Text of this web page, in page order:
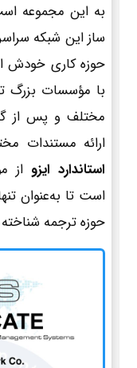
به این مجموعه
ساز این شبکه
حوزه کاری خودش
با مؤسسات بزرگ
مختلف و پس از
ارائه مستندات
استاندارد ایزو از
است تا به‌عنوان
حوزه ترجمه